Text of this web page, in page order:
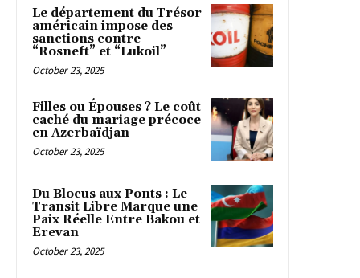
Le département du Trésor
américain impose des
sanctions contre
“Rosneft” et “Lukoil”
October 23, 2025
Filles ou Épouses ? Le coût
caché du mariage précoce
en Azerbaïdjan
October 23, 2025
Du Blocus aux Ponts : Le
Transit Libre Marque une
Paix Réelle Entre Bakou et
Erevan
October 23, 2025